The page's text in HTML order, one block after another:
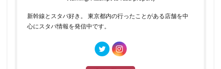
新幹線とスタバ好き。 東京都内の行ったことがある店舗を中
心にスタバ情報を発信中です。